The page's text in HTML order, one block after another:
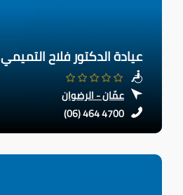
عيادة الدكتور فلاح التميمي
عمّان - الرضوان
(06) 464 4700